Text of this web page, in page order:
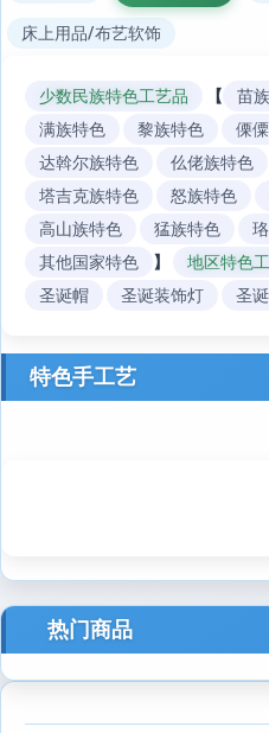
床上用品/布艺软饰
少数民族特色工艺品 【 苗
满族特色
黎族特色 傈
达斡尔族特色
仫佬族特色
塔吉克族特色
怒族特色
高山族特色
猛族特色
其他国家特色
】 地区特色
圣诞帽
圣诞装饰灯 圣
特色手工艺
热门商品